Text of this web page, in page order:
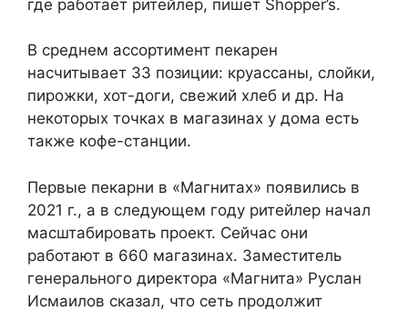
где работает ритейлер, пишет Shopper’s.
В среднем ассортимент пекарен
насчитывает 33 позиции: круассаны, слойки,
пирожки, хот-доги, свежий хлеб и др. На
некоторых точках в магазинах у дома есть
также кофе-станции.
Первые пекарни в «Магнитах» появились в
2021 г., а в следующем году ритейлер начал
масштабировать проект. Сейчас они
работают в 660 магазинах. Заместитель
генерального директора «Магнита» Руслан
Исмаилов сказал, что сеть продолжит